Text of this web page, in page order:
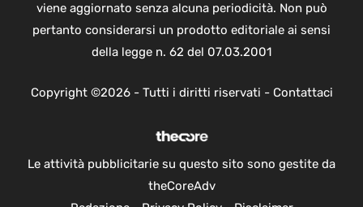
viene aggiornato senza alcuna periodicità. Non può
pertanto considerarsi un prodotto editoriale ai sensi
della legge n. 62 del 07.03.2001
Copyright ©2026 - Tutti i diritti riservati - Contattaci
Le attività pubblicitarie su questo sito sono gestite da
theCoreAdv